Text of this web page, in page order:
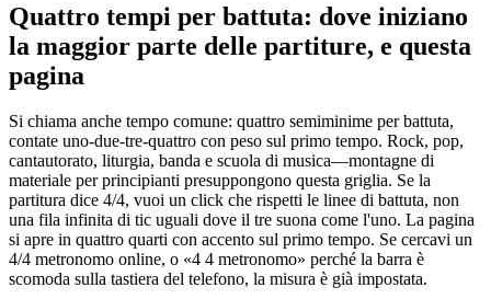
Quattro tempi per battuta: dove iniziano
la maggior parte delle partiture, e questa
pagina
Si chiama anche tempo comune: quattro semiminime per battuta,
contate uno-due-tre-quattro con peso sul primo tempo. Rock, pop,
cantautorato, liturgia, banda e scuola di musica—montagne di
materiale per principianti presuppongono questa griglia. Se la
partitura dice 4/4, vuoi un click che rispetti le linee di battuta, non
una fila infinita di tic uguali dove il tre suona come l'uno. La pagina
si apre in quattro quarti con accento sul primo tempo. Se cercavi un
4/4 metronomo online, o «4 4 metronomo» perché la barra è
scomoda sulla tastiera del telefono, la misura è già impostata.